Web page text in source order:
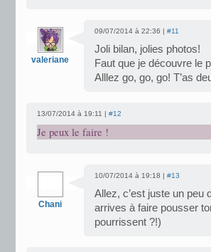
valeriane
09/07/2014 à 22:36 | #11
Joli bilan, jolies photos!
Faut que je découvre le
Alllez go, go, go! T’as
13/07/2014 à 19:11 | #12
Je peux le faire !
Chani
10/07/2014 à 19:18 | #13
Allez, c’est juste un peu
arrives à faire pousser
pourrissent ?!)